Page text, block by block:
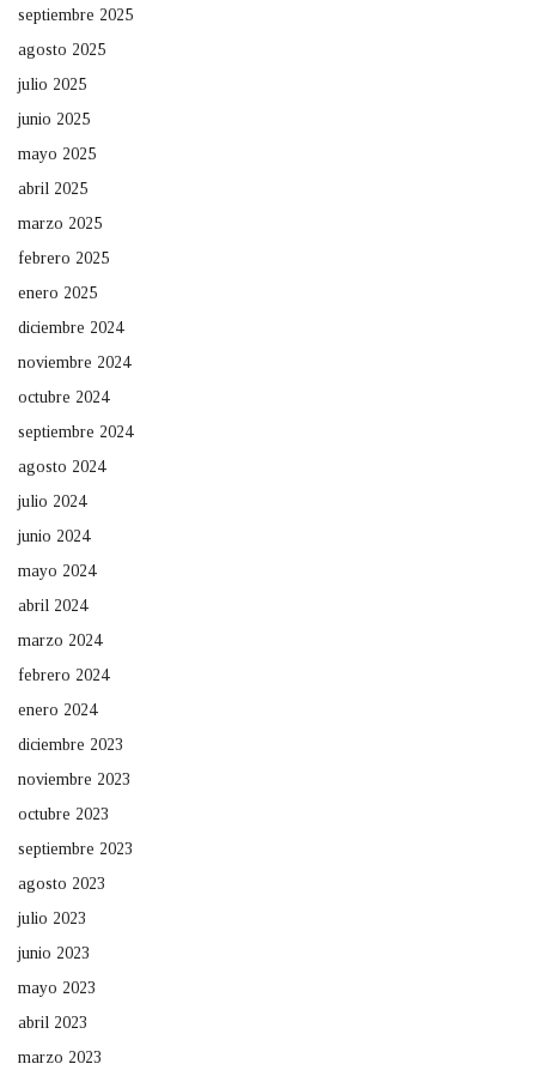
septiembre 2025
agosto 2025
julio 2025
junio 2025
mayo 2025
abril 2025
marzo 2025
febrero 2025
enero 2025
diciembre 2024
noviembre 2024
octubre 2024
septiembre 2024
agosto 2024
julio 2024
junio 2024
mayo 2024
abril 2024
marzo 2024
febrero 2024
enero 2024
diciembre 2023
noviembre 2023
octubre 2023
septiembre 2023
agosto 2023
julio 2023
junio 2023
mayo 2023
abril 2023
marzo 2023